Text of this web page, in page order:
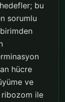
bu
sorumlu
hücre
ve
ribozom ile